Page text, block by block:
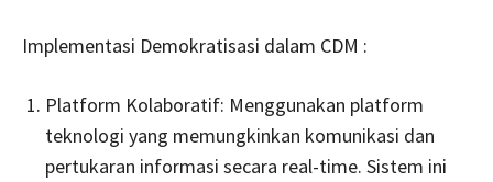
Implementasi Demokratisasi dalam CDM :
Platform Kolaboratif: Menggunakan platform
teknologi yang memungkinkan komunikasi dan
pertukaran informasi secara real-time. Sistem ini